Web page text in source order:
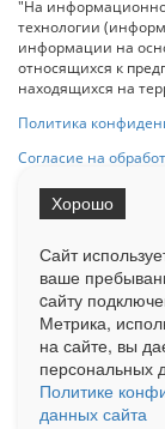
"На
технологии
информации на
относящихся к
находящихся на
Политика
Согласие на
на Сетевое
Ограниченная
Liveinternet.ru .
у менеджера.
Реклама
Сайт
ваше
cайту
Метрика,
на сайте, вы
персональных
Политике
данных сайта
Хорошо